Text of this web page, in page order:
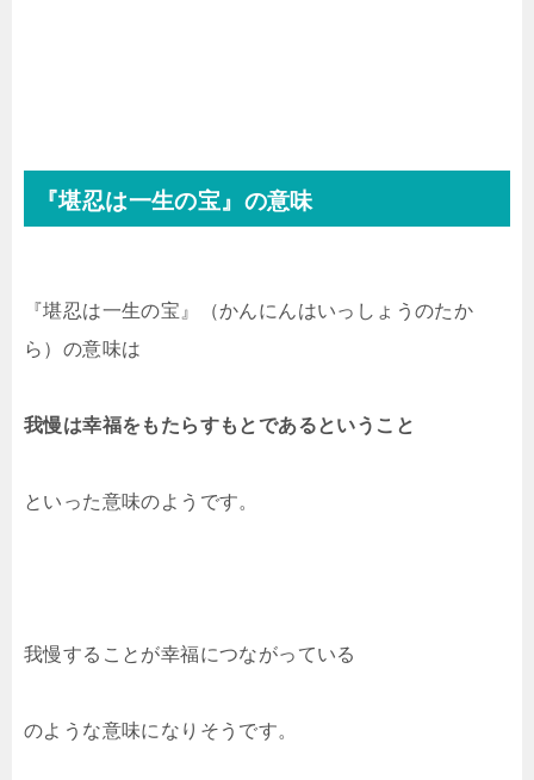
『堪忍は一生の宝』の意味
『堪忍は一生の宝』（かんにんはいっしょうのたか
ら）の意味は
我慢は幸福をもたらすもとであるということ
といった意味のようです。
我慢することが幸福につながっている
のような意味になりそうです。